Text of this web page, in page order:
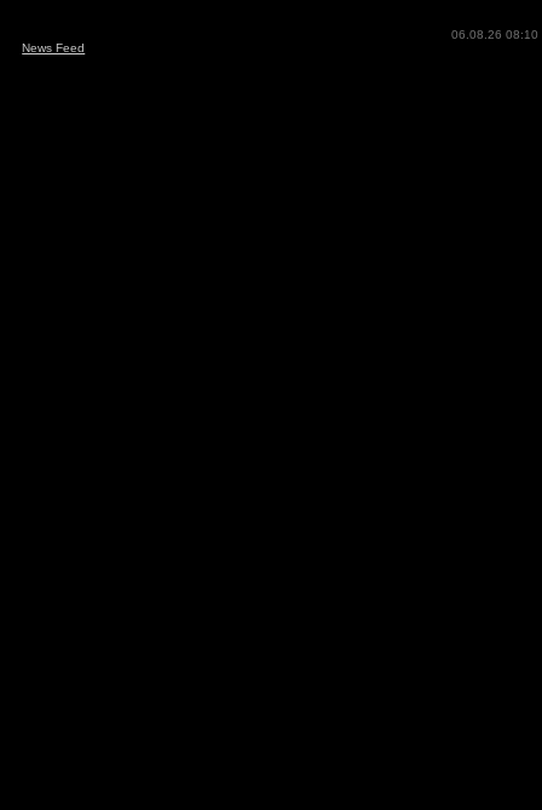
06.08.26 08:10
News Feed